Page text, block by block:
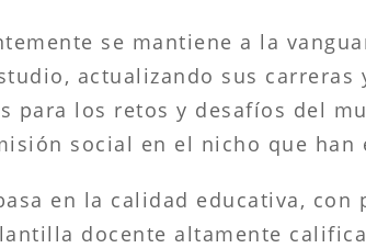
se mantiene a la
actualizando sus
para los retos y desafíos del
social en el nicho que han
en la calidad educativa,
docente altamente